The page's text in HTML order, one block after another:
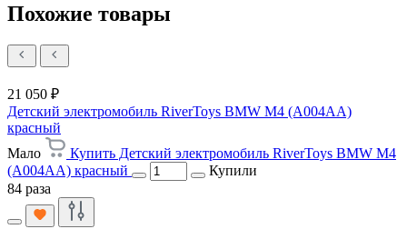
Похожие товары
21 050 ₽
Детский электромобиль RiverToys BMW M4 (A004AA)
красный
Мало
Купить Детский электромобиль RiverToys BMW M4
(A004AA) красный
Купили
84 раза